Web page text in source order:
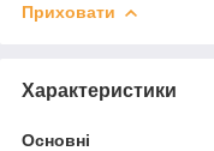
Приховати
Характеристики
Основні